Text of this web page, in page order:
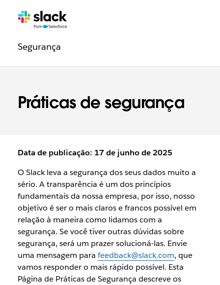
Práticas de segurança
Navegação
legalPáginas
Segurançaadicionais
Data de publicação: 17 de junho de 2025
O Slack leva a segurança dos seus dados muito a
sério. A transparência é um dos princípios
fundamentais da nossa empresa, por isso, nosso
objetivo é ser o mais claros e francos possível em
relação à maneira como lidamos com a
segurança. Se você tiver outras dúvidas sobre
segurança, será um prazer solucioná-las. Envie
uma mensagem para feedback@slack.com, que
vamos responder o mais rápido possível. Esta
Página de Práticas de Segurança descreve os